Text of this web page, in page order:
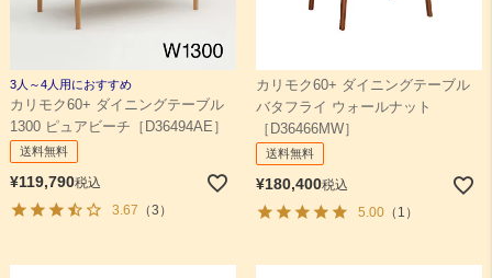
3人～4人用におすすめ
カリモク60+ ダイニングテーブル
1300 ピュアビーチ［D36494AE］
送料無料
¥119,790税込
3.67 （3）
カリモク60+ ダイニングテーブル
バタフライ ウォールナット
［D36466MW］
送料無料
¥180,400税込
5.00（1）